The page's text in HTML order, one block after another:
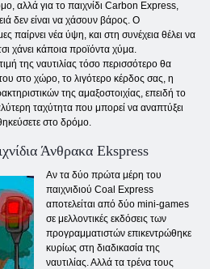
αλλά για το παιχνίδι Carbon Express,
δεν είναι να χάσουν βάρος. Ο
παίρνει νέα ύψη, και στη συνέχεια θέλει να
χάνει κάποια προϊόντα χύμα.
της ναυτιλίας τόσο περισσότερο θα
στο χώρο, το λιγότερο κέρδος σας, η
της αμαξοστοιχίας, επειδή το
ταχύτητα που μπορεί να αναπτύξει
στο δρόμο.
Άνθρακα Ekspress
Αν τα δύο πρώτα μέρη του
παιχνιδιού Coal Express
αποτελείται από δύο mini-games
σε μελλοντικές εκδόσεις των
προγραμματιστών επικεντρώθηκε
κυρίως στη διαδικασία της
ναυτιλίας. Αλλά τα τρένα τους